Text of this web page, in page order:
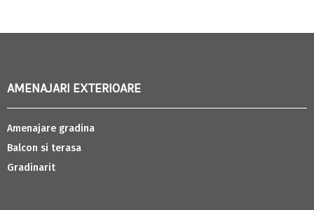
AMENAJARI EXTERIOARE
Amenajare gradina
Balcon si terasa
Gradinarit